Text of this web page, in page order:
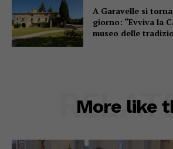
A Garavelle si
giorno: “Evviva la
museo delle
More like